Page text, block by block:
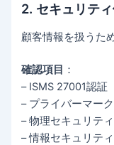
2. セキュリティ
顧客情報を扱うた
確認項目 ：
– ISMS 27001認証
– プライバーマー
– 物理セキュリテ
– 情報セキュリテ